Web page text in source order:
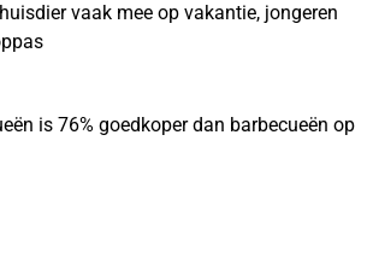
vaak mee op vakantie, jongeren
is 76% goedkoper dan barbecueën op